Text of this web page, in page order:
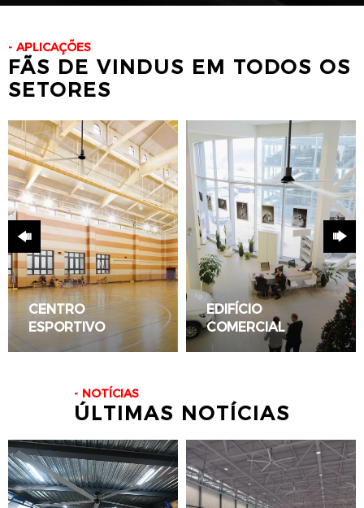
APLICAÇÕES
FÃS DE VINDUS EM TODOS OS
SETORES
CENTRO
ESPORTIVO
LEIA TUDO
EDIFÍCIO
COMERCIAL
LEIA TUDO
NOTÍCIAS
ÚLTIMAS NOTÍCIAS